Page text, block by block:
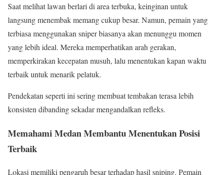
Saat melihat lawan berlari di area terbuka, keinginan untuk
langsung menembak memang cukup besar. Namun, pemain yang
terbiasa menggunakan sniper biasanya akan menunggu momen
yang lebih ideal. Mereka memperhatikan arah gerakan,
memperkirakan kecepatan musuh, lalu menentukan kapan waktu
terbaik untuk menarik pelatuk.
Pendekatan seperti ini sering membuat tembakan terasa lebih
konsisten dibanding sekadar mengandalkan refleks.
Memahami Medan Membantu Menentukan Posisi
Terbaik
Lokasi memiliki pengaruh besar terhadap hasil sniping. Pemain